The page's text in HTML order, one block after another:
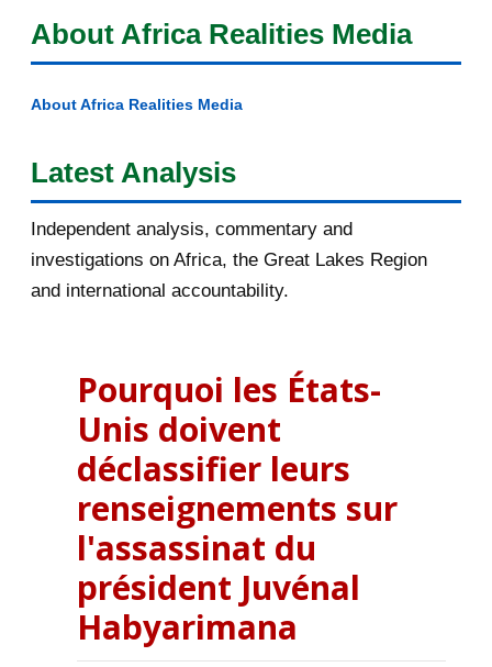
About Africa Realities Media
About Africa Realities Media
Latest Analysis
Independent analysis, commentary and
investigations on Africa, the Great Lakes Region
and international accountability.
Pourquoi les États-
Unis doivent
déclassifier leurs
renseignements sur
l'assassinat du
président Juvénal
Habyarimana